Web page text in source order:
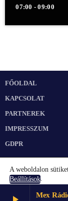
Mex
07:00 - 09:00
FŐOLDAL
KAPCSOLAT
PARTNEREK
IMPRESSZUM
GDPR
A weboldalon
Beállítások.
Elfogadom